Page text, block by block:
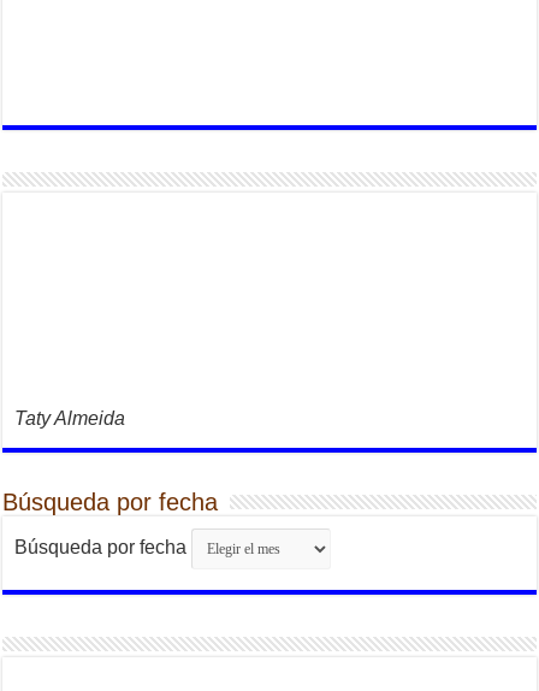
Taty Almeida
Búsqueda por fecha
Búsqueda por fecha